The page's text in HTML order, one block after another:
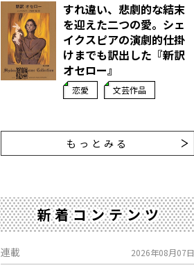
すれ違い、悲劇的な結末
を迎えた二つの愛。シェ
イクスピアの演劇的仕掛
けまでも訳出した『新訳
オセロー』
恋愛 文芸作品
もっとみる
新着コンテンツ
連載 2026年08月07日